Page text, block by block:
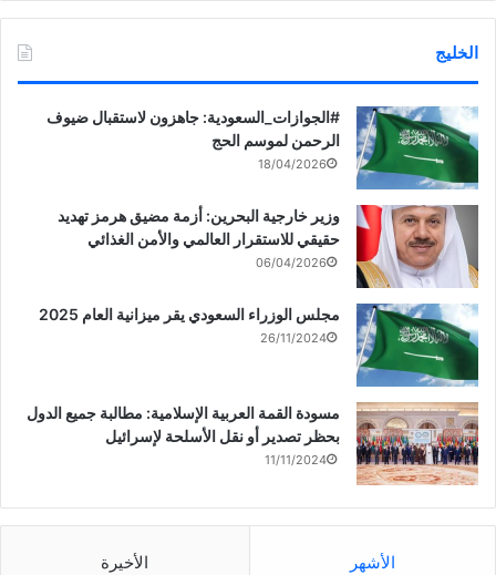
الخليج
‏‎#الجوازات_السعودية: جاهزون لاستقبال ضيوف
الرحمن لموسم الحج
18/04/2026
وزير خارجية البحرين: أزمة مضيق هرمز تهديد
حقيقي للاستقرار العالمي والأمن الغذائي
06/04/2026
مجلس الوزراء السعودي يقر ميزانية العام 2025
26/11/2024
مسودة القمة العربية الإسلامية: مطالبة جميع الدول
بحظر تصدير أو نقل الأسلحة لإسرائيل
11/11/2024
الأشهر الأخيرة